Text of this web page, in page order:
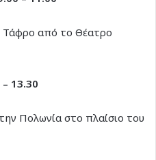
από το Θέατρο
– 13.30
Πολωνία στο πλαίσιο του